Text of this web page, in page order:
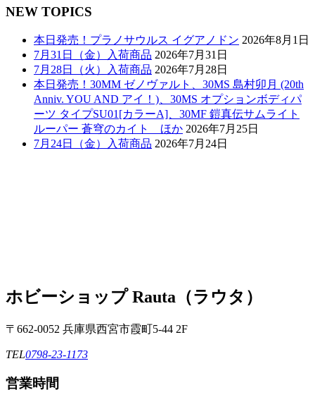
NEW TOPICS
本日発売！プラノサウルス イグアノドン 2026年8月1日
7月31日（金）入荷商品 2026年7月31日
7月28日（火）入荷商品 2026年7月28日
本日発売！30MM ゼノヴァルト、30MS 島村卯月 (20th
Anniv. YOU AND アイ！)、30MS オプションボディパ
ーツ タイプSU01[カラーA]、30MF 鎧真伝サムライト
ルーパー 蒼穹のカイト ほか 2026年7月25日
7月24日（金）入荷商品 2026年7月24日
ホビーショップ Rauta（ラウタ）
〒662-0052 兵庫県西宮市霞町5-44 2F
TEL0798-23-1173
営業時間